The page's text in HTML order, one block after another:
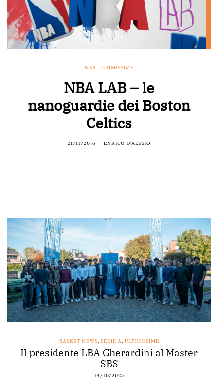
NBA, ULTIMISSIME
NBA LAB – le
nanoguardie dei Boston
Celtics
21/11/2016 ENRICO D'ALESIO
BASKET NEWS, SERIE A, ULTIMISSIME
Il presidente LBA Gherardini al Master
SBS
14/10/2025